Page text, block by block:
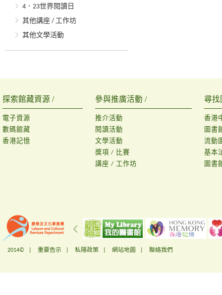
4．23世界閱讀日
其他講座 / 工作坊
其他文學活動
探索館藏資源 /
電子資源
數碼館藏
香港記憶
參與推廣活動 /
推介活動
閱讀活動
文學活動
獎項 / 比賽
講座 / 工作坊
尋找
香港
圖書
流動
基本
圖書
2014© | 重要告示 私隱政策 網站地圖 聯絡我們